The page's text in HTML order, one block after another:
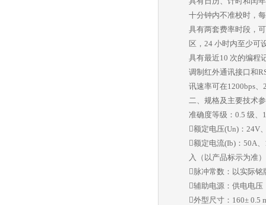
十分钟内不准校时，
具有两套费率时段，
区，24 小时内至少可
具有最近10 次的编程
调制红外通讯接口和
讯速率可在1200bps、
二、规格及主要技术
准确度等级：0.5 级、
􀂗额定电压(Un)：24V
􀂗额定电流(Ib)：50A
入（以产品标示为准）
􀂗脉冲常数：以实际铭
􀂗辅助电源：供电电压
􀂗外型尺寸：160± 0.5